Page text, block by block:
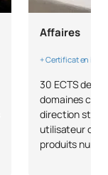
Caractère* ECTS
Affaires
+ Certificat en
30 ECTS de
domaines clés
direction
utilisateur ou
produits